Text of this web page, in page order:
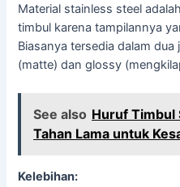
Material stainless steel
timbul karena tampilannya
Biasanya tersedia dalam
(matte) dan glossy
See also Huruf Timbul
Tahan Lama untuk
Kelebihan: